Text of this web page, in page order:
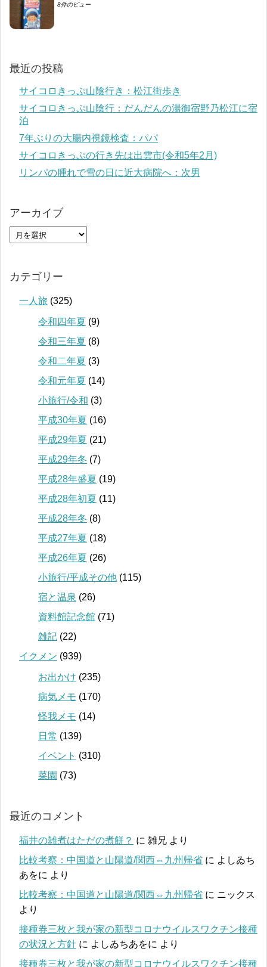
8件のビュー
最近の投稿
サイコロきっぷ山陰行き：松江街歩き
サイコロきっぷ山陰行：だんだんの湯御宿野乃松江に宿
泊
7年ぶりの大腸内視鏡検査：パパ
サイコロきっぷの行き先は出雲市(令和5年2月)
リンパの腫れで雪の日に近大病院へ：次男
アーカイブ
カテゴリー
一人旅 (325)
令和四年夏 (9)
令和三年夏 (8)
令和二年夏 (3)
令和元年夏 (14)
小旅行/令和 (3)
平成30年夏 (16)
平成29年夏 (21)
平成29年冬 (7)
平成28年盛夏 (19)
平成28年初夏 (11)
平成28年冬 (8)
平成27年夏 (18)
平成26年夏 (26)
小旅行/平成その他 (115)
宿と温泉 (26)
資料館記念館 (71)
雑記 (22)
イクメン (939)
お出かけ (235)
病気メモ (170)
怪我メモ (14)
日常 (139)
イベント (310)
菜園 (73)
最近のコメント
福井の雑煮はただの煮餅？ に 雑兄 より
比較考察：中国道と山陽道/関西⇔九州帰省 に よしゐち
あをに より
比較考察：中国道と山陽道/関西⇔九州帰省 に ニックス
より
接種券三枚と我が家の新型コロナウイルスワクチン接種
の状況と方針 に よしゐちあをに より
接種券三枚と我が家の新型コロナウイルスワクチン接種